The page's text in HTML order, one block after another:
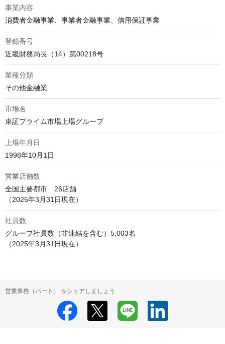
事業内容
消費者金融事業、事業者金融事業、信用保証事業
登録番号
近畿財務局長（14）第00218号
業種分類
その他金融業
市場名
東証プライム市場上場グループ
上場年月日
1998年10月1日
営業店舗数
全国主要都市　26店舗
（2025年3月31日現在）
社員数
グループ社員数（非連結を含む）5,003名
（2025年3月31日現在）
営業事務（パート） をシェアしましょう